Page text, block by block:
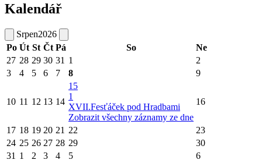
Kalendář
Srpen2026
Po Út St Čt Pá So
Ne
27 28 29 30 31 1
2
3
4 5 6 7 8 9
10 11 12 13 14
15
1
XVII.Fesťáček pod Hradbami
Zobrazit všechny záznamy ze dne
16
17 18 19 20 21 22
23
24 25 26 27 28 29
30
31 1 2 3 4 5 6